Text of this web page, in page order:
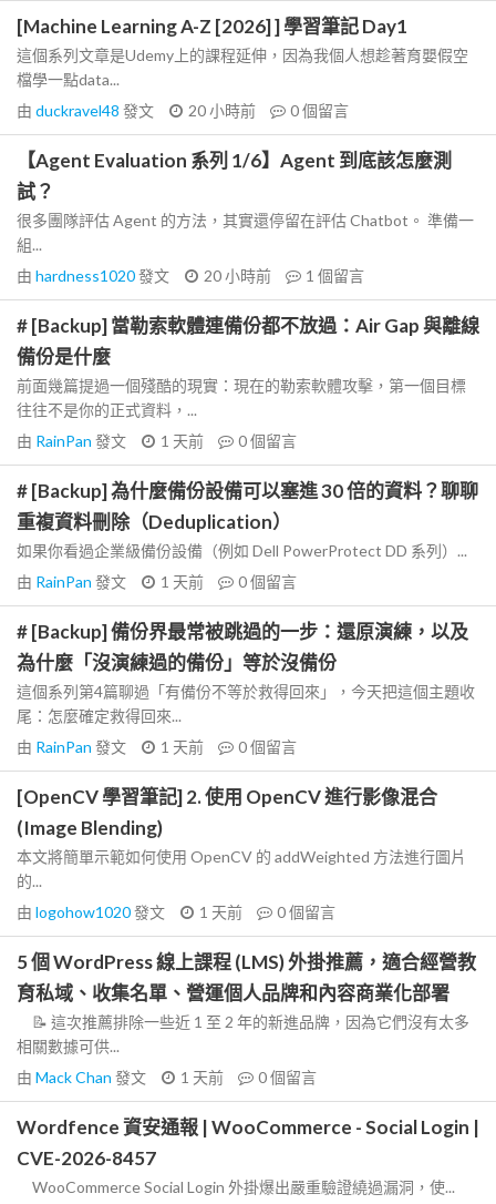
[Machine Learning A-Z [2026] ] 學習筆記 Day1
這個系列文章是Udemy上的課程延伸，因為我個人想趁著育嬰假空
檔學一點data...
由 duckravel48 發文 20 小時前 0個留言
【Agent Evaluation 系列 1/6】Agent 到底該怎麼測
試？
很多團隊評估 Agent 的方法，其實還停留在評估 Chatbot。 準備一
組...
由 hardness1020發文 20 小時前 1 個留言
# [Backup] 當勒索軟體連備份都不放過：Air Gap 與離線
備份是什麼
前面幾篇提過一個殘酷的現實：現在的勒索軟體攻擊，第一個目標
往往不是你的正式資料，...
由 RainPan 發文 1 天前 0個留言
# [Backup] 為什麼備份設備可以塞進 30 倍的資料？聊聊
重複資料刪除（Deduplication）
如果你看過企業級備份設備（例如 Dell PowerProtect DD 系列）...
由 RainPan 發文 1 天前 0個留言
# [Backup] 備份界最常被跳過的一步：還原演練，以及
為什麼「沒演練過的備份」等於沒備份
這個系列第4篇聊過「有備份不等於救得回來」，今天把這個主題收
尾：怎麼確定救得回來...
由 RainPan 發文 1 天前 0個留言
[OpenCV 學習筆記] 2. 使用 OpenCV 進行影像混合
(Image Blending)
本文將簡單示範如何使用 OpenCV 的 addWeighted 方法進行圖片
的...
由 logohow1020發文 1 天前 0個留言
5 個 WordPress 線上課程 (LMS) 外掛推薦，適合經營教
育私域、收集名單、營運個人品牌和內容商業化部署
📝 這次推薦排除一些近 1 至 2 年的新進品牌，因為它們沒有太多
相關數據可供...
由 Mack Chan 發文 1 天前 0個留言
Wordfence 資安通報 | WooCommerce - Social Login |
CVE-2026-8457
WooCommerce Social Login 外掛爆出嚴重驗證繞過漏洞，使...